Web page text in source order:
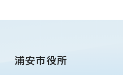
浦安市役所